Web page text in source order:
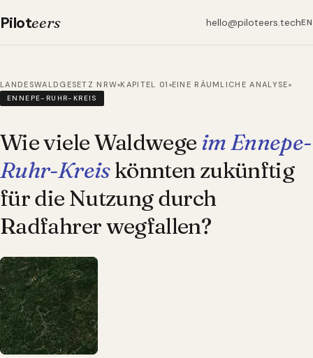
Piloteers hello@piloteers.techEN
LANDESWALDGESETZ NRW KAPITEL 01 EINE RÄUMLICHE ANALYSE
ENNEPE-RUHR-KREIS
Wie viele Waldwege im Ennepe-
Ruhr-Kreiskönnten zukünftig
für die Nutzung durch
Radfahrer wegfallen?